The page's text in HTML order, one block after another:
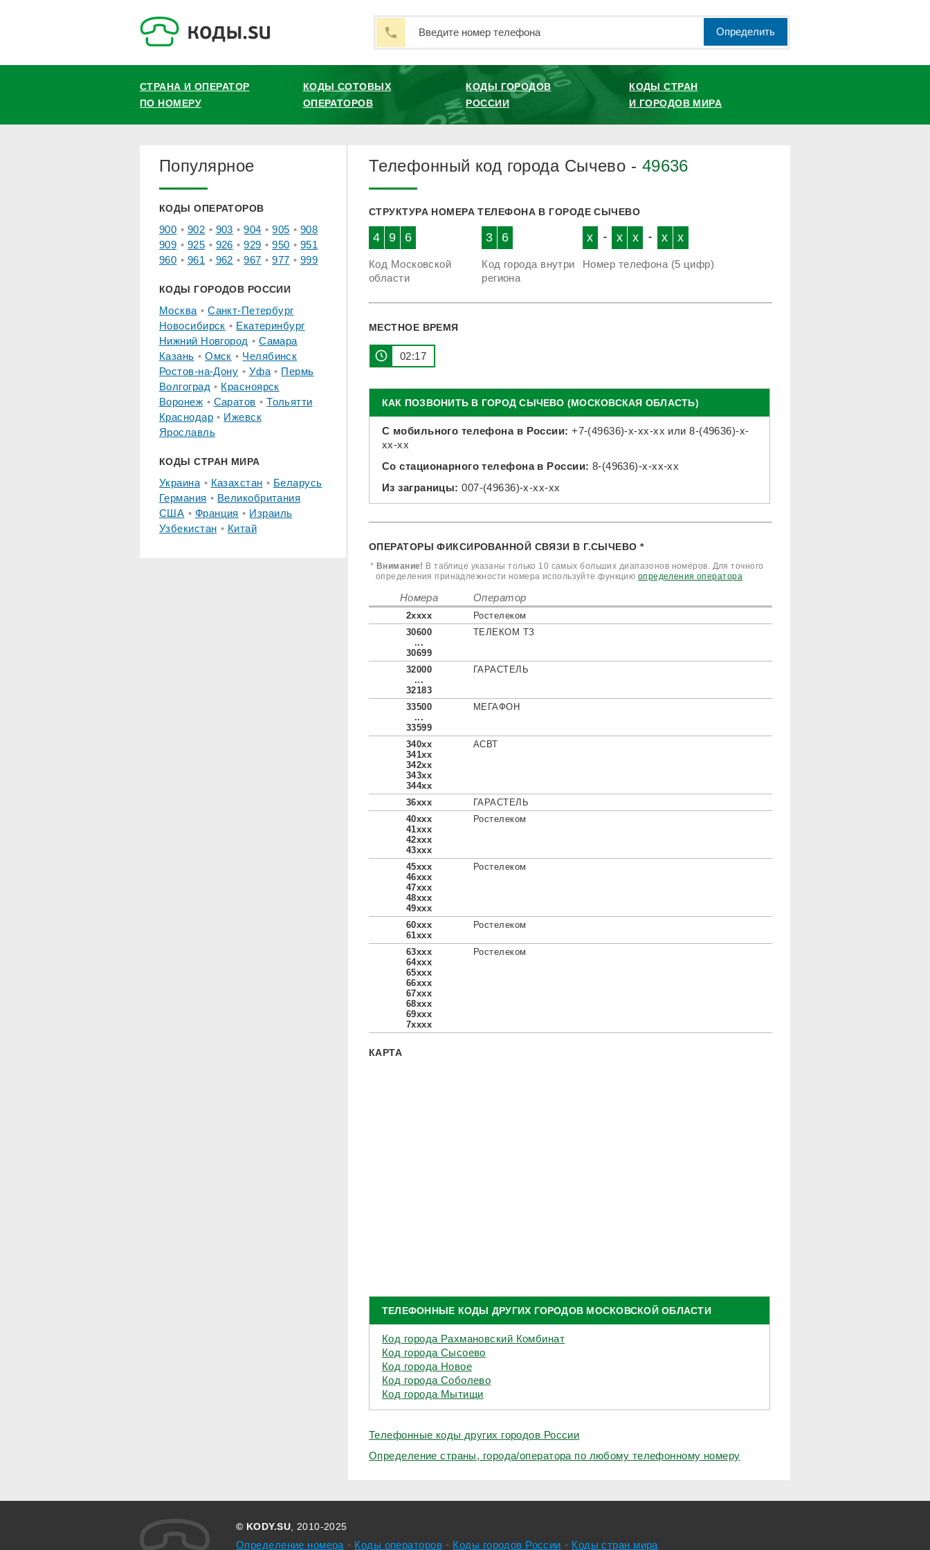
Определить
СТРАНА И ОПЕРАТОР
ПО НОМЕРУ
КОДЫ СОТОВЫХ
ОПЕРАТОРОВ
КОДЫ ГОРОДОВ
РОССИИ
КОДЫ СТРАН
И ГОРОДОВ МИРА
Телефонный код города Сычево - 49636
СТРУКТУРА НОМЕРА ТЕЛЕФОНА В ГОРОДЕ СЫЧЕВО
4 9 6
Код Московской
области
3 6
Код города внутри
региона
x - x x - x x
Номер телефона (5 цифр)
МЕСТНОЕ ВРЕМЯ
02:17
КАК ПОЗВОНИТЬ В ГОРОД СЫЧЕВО (МОСКОВСКАЯ ОБЛАСТЬ)
С мобильного телефона в России: +7-(49636)-x-xx-xx или8-(49636)-x-
xx-xx
Со стационарного телефона в России: 8-(49636)-x-xx-xx
Из заграницы: 007-(49636)-x-xx-xx
ОПЕРАТОРЫ ФИКСИРОВАННОЙ СВЯЗИ В Г.СЫЧЕВО *
* Внимание! В таблице указаны только 10 самых больших диапазонов номеров. Для точного
определения принадлежности номера используйте функцию определения оператора
Номера Оператор
2xxxx
Ростелеком
30600
...
30699
ТЕЛЕКОМ ТЗ
32000
...
32183
ГАРАСТЕЛЬ
33500
...
33599
МЕГАФОН
340xx
341xx
342xx
343xx
344xx
АСВТ
36xxx
ГАРАСТЕЛЬ
40xxx
41xxx
42xxx
43xxx
Ростелеком
45xxx
46xxx
47xxx
48xxx
49xxx
Ростелеком
60xxx
61xxx
Ростелеком
63xxx
64xxx
65xxx
66xxx
67xxx
68xxx
69xxx
7xxxx
Ростелеком
КАРТА
ТЕЛЕФОННЫЕ КОДЫ ДРУГИХ ГОРОДОВ МОСКОВСКОЙ ОБЛАСТИ
Код города Рахмановский Комбинат
Код города Сысоево
Код города Новое
Код города Соболево
Код города Мытищи
Телефонные коды других городов России
Определение страны, города/оператора по любому телефонному номеру
Популярное
КОДЫ ОПЕРАТОРОВ
900 902 903 904 905
908
909
925 926 929 950
951
960
961 962 967 977 999
КОДЫ ГОРОДОВ РОССИИ
Москва
Санкт-Петербург
Новосибирск
Екатеринбург
Нижний Новгород
Самара
Казань
Омск
Челябинск
Ростов-на-Дону
Уфа
Пермь
Волгоград
Красноярск
Воронеж
Саратов
Тольятти
Краснодар
Ижевск
Ярославль
КОДЫ СТРАН МИРА
Украина Казахстан
Беларусь
Германия
Великобритания
США
Франция
Израиль
Узбекистан
Китай
© KODY.SU, 2010-2025
Определение номера Коды операторов Коды городов России Коды стран мира